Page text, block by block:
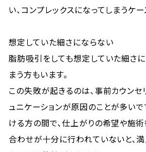
い、コンプレックスになってしまうケー
想定していた細さにならない
脂肪吸引をしても想定していた細さに
まう方もいます。
この失敗が起きるのは、事前カウンセ
ュニケーションが原因のことが多い
ける方の間で、仕上がりの希望や施
合わせが十分に行われていないと、